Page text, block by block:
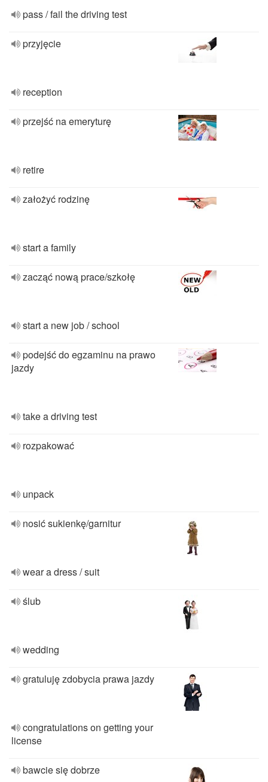
pass / fail the driving test
przyjęcie
reception
przejść na emeryturę
retire
założyć rodzinę
start a family
zacząć nową prace/szkołę
start a new job / school
podejść do egzaminu na prawo
jazdy
take a driving test
rozpakować
unpack
nosić sukienkę/garnitur
wear a dress / suit
ślub
wedding
gratuluję zdobycia prawa jazdy
congratulations on getting your
license
bawcie się dobrze